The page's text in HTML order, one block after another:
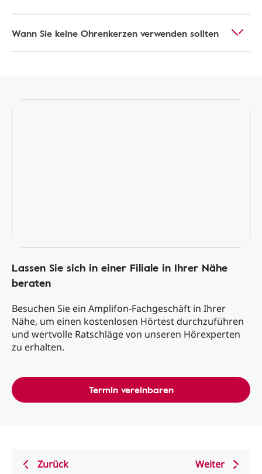
Wann Sie keine Ohrenkerzen verwenden sollten
Lassen Sie sich in einer Filiale in Ihrer Nähe
beraten
Besuchen Sie ein Amplifon-Fachgeschäft in Ihrer
Nähe, um einen kostenlosen Hörtest durchzuführen
und wertvolle Ratschläge von unseren Hörexperten
zu erhalten.
Termin vereinbaren
Zurück Weiter